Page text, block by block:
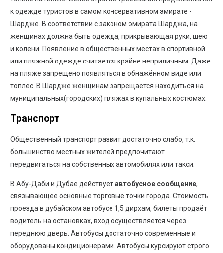
к одежде туристов в самом консервативном эмирате -
Шардже. В соответствии с законом эмирата Шарджа, на
женщинах должна быть одежда, прикрывающая руки, шею
и колени. Появление в общественных местах в спортивной
или пляжной одежде считается крайне неприличным. Даже
на пляже запрещено появляться в обнажённом виде или
топлес. В Шардже женщинам запрещается находиться на
муниципальных(городских) пляжах в купальных костюмах.
Транспорт
Общественный транспорт развит достаточно слабо, т.к.
большинство местных жителей предпочитают
передвигаться на собственных автомобилях или такси.
В Абу-Даби и Дубае действуетавтобусное сообщение,
связывающее основные торговые точки города. Стоимость
проезда в дубайском автобусе 1,5 дирхам, билеты продаёт
водитель на остановках, вход осуществляется через
переднюю дверь. Автобусы достаточно современные и
оборудованы кондиционерами. Автобусы курсируют строго